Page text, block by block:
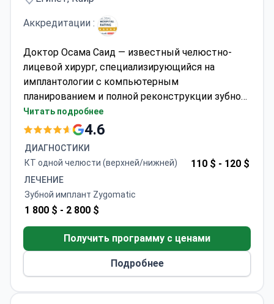
Аккредитации :
Доктор Осама Саид — известный челюстно-
лицевой хирург, специализирующийся на
имплантологии с компьютерным
планированием и полной реконструкции зубного
ряда, включая скуловые имплантаты. Его
методы сочетают клиническую точность с
естественных и долгосрочных результатов.
Стоимость процедуры обычно составляет от
1800 до 2800 долларов. Пациенты со всего
Ближнего Востока и Северной Африки
обращаются к нему за помощью в партнерскую
клинику PyraMedicine в Новом Каире.
Читать подробнее
4.6
ДИАГНОСТИКИ
КТ одной челюсти (верхней/нижней)
110 $ - 120 $
ЛЕЧЕНИЕ
Зубной имплант Zygomatic
1 800 $ - 2 800 $
Получить программу с ценами
Подробнее